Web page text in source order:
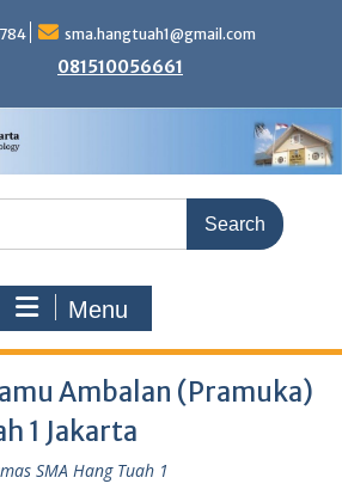
sma.hangtuah1@gmail.com
081510056661
Menu
Ambalan (Pramuka)
1 Jakarta
SMA Hang Tuah 1